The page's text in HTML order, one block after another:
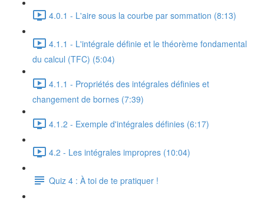
4.0.1 - L'aire sous la courbe par sommation (8:13)
4.1.1 - L'intégrale définie et le théorème fondamental
du calcul (TFC) (5:04)
4.1.1 - Propriétés des intégrales définies et
changement de bornes (7:39)
4.1.2 - Exemple d'intégrales définies (6:17)
4.2 - Les intégrales impropres (10:04)
Quiz 4 : À toi de te pratiquer !